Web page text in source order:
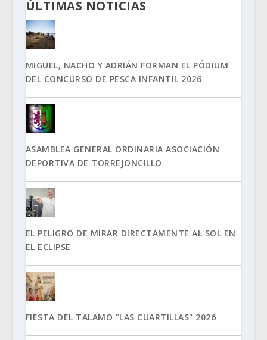
ÚLTIMAS NOTICIAS
MIGUEL, NACHO Y ADRIÁN FORMAN EL PÓDIUM
DEL CONCURSO DE PESCA INFANTIL 2026
ASAMBLEA GENERAL ORDINARIA ASOCIACIÓN
DEPORTIVA DE TORREJONCILLO
EL PELIGRO DE MIRAR DIRECTAMENTE AL SOL EN
EL ECLIPSE
FIESTA DEL TALAMO "LAS CUARTILLAS" 2026